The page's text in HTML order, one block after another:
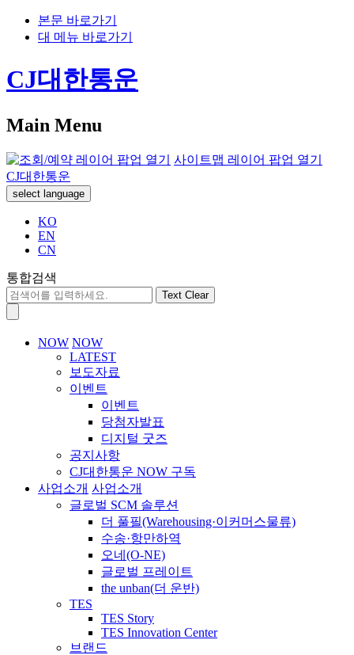
본문 바로가기
대 메뉴 바로가기
CJ대한통운
Main Menu
사이트맵 레이어 팝업 열기
CJ대한통운
select language
KO
EN
CN
통합검색
Text Clear
NOW NOW
LATEST
보도자료
이벤트
이벤트
당첨자발표
디지털 굿즈
공지사항
CJ대한통운 NOW 구독
사업소개 사업소개
글로벌 SCM 솔루션
더 풀필(Warehousing·이커머스물류)
수송·항만하역
오네(O-NE)
글로벌 프레이트
the unban(더 운반)
TES
TES Story
TES Innovation Center
브랜드